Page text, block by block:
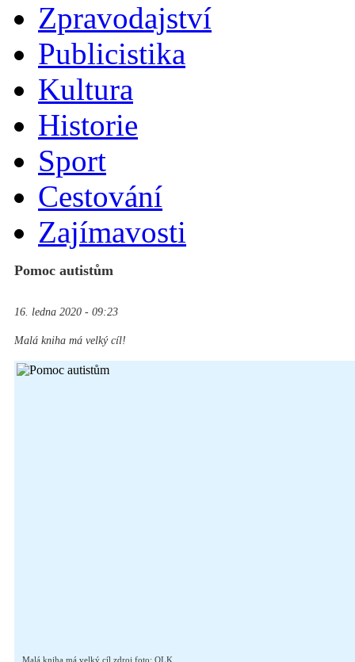
Zpravodajství
Publicistika
Kultura
Historie
Sport
Cestování
Zajímavosti
Pomoc autistům
16. ledna 2020 - 09:23
Malá kniha má velký cíl!
Malá kniha má velký cíl zdroj foto: OLK